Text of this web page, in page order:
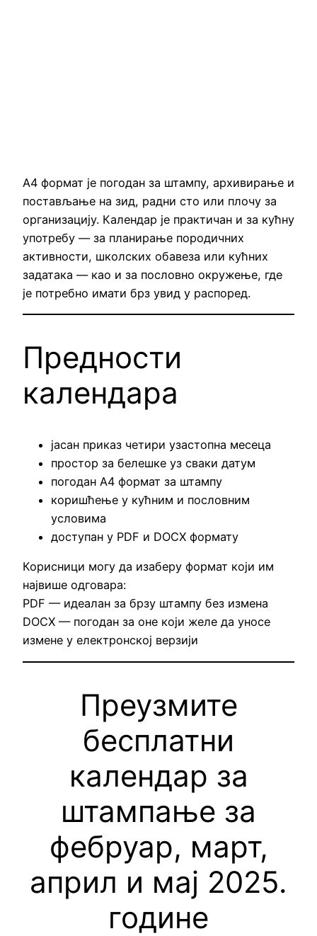
А4 формат је погодан за штампу, архивирање и
постављање на зид, радни сто или плочу за
организацију. Календар је практичан и за кућну
употребу — за планирање породичних
активности, школских обавеза или кућних
задатака — као и за пословно окружење, где
је потребно имати брз увид у распоред.
Предности
календара
јасан приказ четири узастопна месеца
простор за белешке уз сваки датум
погодан А4 формат за штампу
коришћење у кућним и пословним
условима
доступан у PDF и DOCX формату
Корисници могу да изаберу формат који им
највише одговара:
PDF — идеалан за брзу штампу без измена
DOCX — погодан за оне који желе да уносе
измене у електронској верзији
Преузмите
бесплатни
календар за
штампање за
фебруар, март,
април и мај 2025.
године